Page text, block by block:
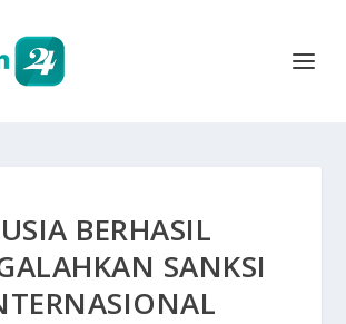
BERHASIL
SANKSI